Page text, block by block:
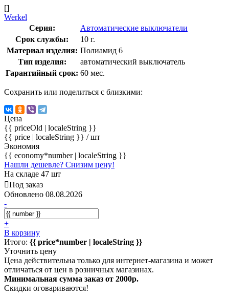
[]
Werkel
Серия:
Автоматические выключатели
Срок службы:
10 г.
Материал изделия: Полиамид 6
Тип изделия:
автоматический выключатель
Гарантийный срок: 60 мес.
Сохранить или поделиться с близкими:
Цена
{{ priceOld | localeString }}
{{ price | localeString }} / шт
Экономия
{{ economy*number | localeString }}
Нашли дешевле? Снизим цену!
На складе 47 шт
Под заказ
Обновлено 08.08.2026
-
+
В корзину
Итого: {{ price*number | localeString }}
Уточнить цену
Цена действительна только для интернет-магазина и может
отличаться от цен в розничных магазинах.
Минимальная сумма заказ от 2000р.
Скидки оговариваются!